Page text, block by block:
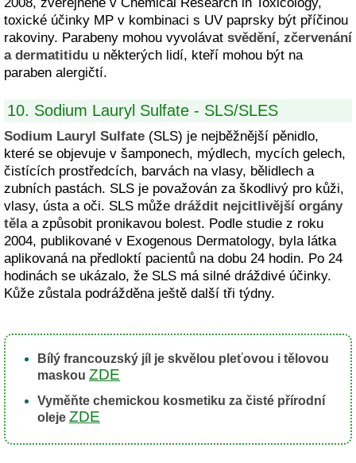
toxické účinky MP v kombinaci s UV paprsky být příčinou
rakoviny. Parabeny mohou vyvolávat svědění, zčervenání
a dermatitidu u některých lidí, kteří mohou být na
paraben alergičtí.
10. Sodium Lauryl Sulfate - SLS/SLES
Sodium Lauryl Sulfate (SLS) je nejběžnější pěnidlo,
které se objevuje v šamponech, mýdlech, mycích gelech,
čistících prostředcích, barvách na vlasy, bělidlech a
zubních pastách. SLS je považován za škodlivý pro kůži,
vlasy, ústa a oči. SLS může dráždit nejcitlivější orgány
tělaa způsobit pronikavou bolest. Podle studie z roku
2004, publikované v Exogenous Dermatology, byla látka
aplikovaná na předloktí pacientů na dobu 24 hodin. Po 24
hodinách se ukázalo, že SLS má silné dráždivé účinky.
Kůže zůstala podrážděna ještě další tři týdny.
Bílý francouzský jíl je skvělou pleťovou i tělovou
maskou ZDE
Vyměňte chemickou kosmetiku za čisté přírodní
oleje ZDE